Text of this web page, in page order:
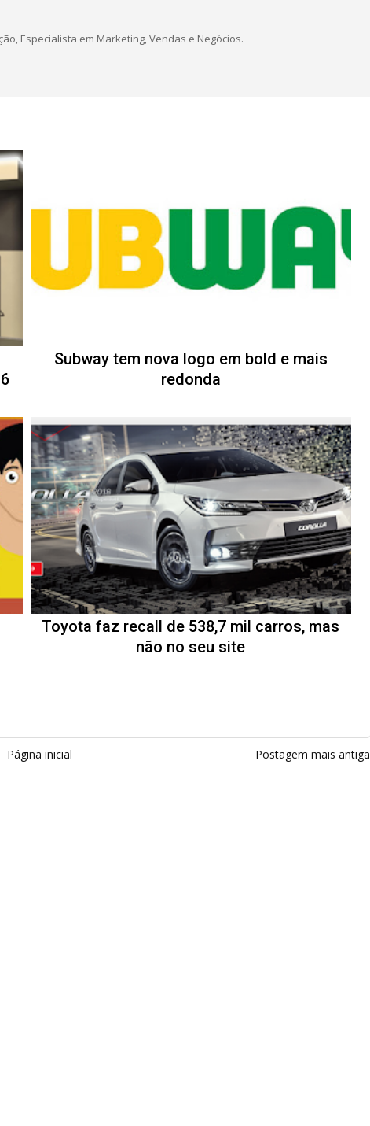
Especialista em Marketing, Vendas e Negócios.
Subway tem nova logo em bold e mais
redonda
Toyota faz recall de 538,7 mil carros, mas
não no seu site
Página inicial Postagem mais antiga